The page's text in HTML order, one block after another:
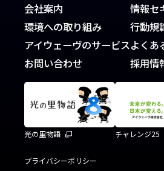
会社案内
環境への取り組み
アイウェーヴのサービス
お問い合わせ
情報セ
行動規
よくあ
採用情
光の里物語 チャレンジ25
プライバシーポリシー